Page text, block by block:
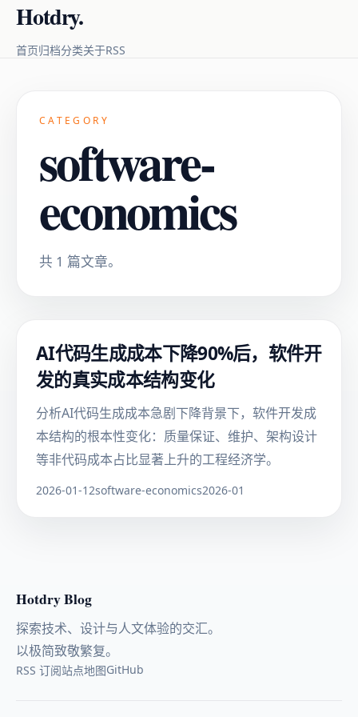
Hotdry.
首页归档分类关于RSS
CATEGORY
software-
economics
共 1 篇文章。
AI代码生成成本下降90%后，软件开
发的真实成本结构变化
分析AI代码生成成本急剧下降背景下，软件开发成
本结构的根本性变化：质量保证、维护、架构设计
等非代码成本占比显著上升的工程经济学。
2026-01-12software-economics2026-01
Hotdry Blog
探索技术、设计与人文体验的交汇。
以极简致敬繁复。
RSS 订阅站点地图GitHub